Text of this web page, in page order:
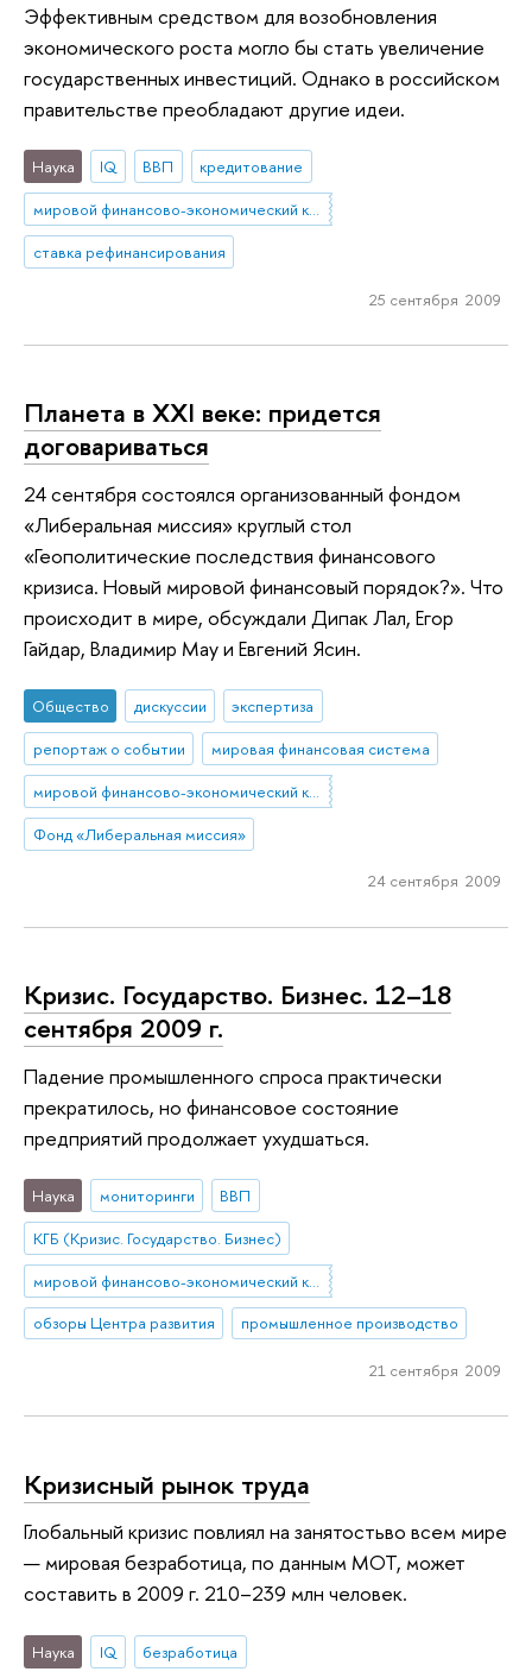
Эффективным средством для возобновления
экономического роста могло бы стать увеличение
государственных инвестиций. Однако в российском
правительстве преобладают другие идеи.
Наука IQ ВВП
кредитование
мировой финансово-экономический кризис
ставка рефинансирования
25 сентября 2009
Планета в XXI веке: придется
договариваться
24 сентября состоялся организованный фондом
«Либеральная миссия» круглый стол
«Геополитические последствия финансового
кризиса. Новый мировой финансовый порядок?». Что
происходит в мире, обсуждали Дипак Лал, Егор
Гайдар, Владимир Мау и Евгений Ясин.
Общество дискуссии
экспертиза
репортаж о событии
мировая финансовая система
мировой финансово-экономический кризис
Фонд «Либеральная миссия»
24 сентября 2009
Кризис. Государство. Бизнес. 12–18
сентября 2009 г.
Падение промышленного спроса практически
прекратилось, но финансовое состояние
предприятий продолжает ухудшаться.
Наука мониторинги
ВВП
КГБ (Кризис. Государство. Бизнес)
мировой финансово-экономический кризис
обзоры Центра развития
промышленное производство
21 сентября 2009
Кризисный рынок труда
Глобальный кризис повлиял на занятостьво всем мире
— мировая безработица, по данным МОТ, может
составить в 2009 г. 210–239 млн человек.
Наука IQ безработица